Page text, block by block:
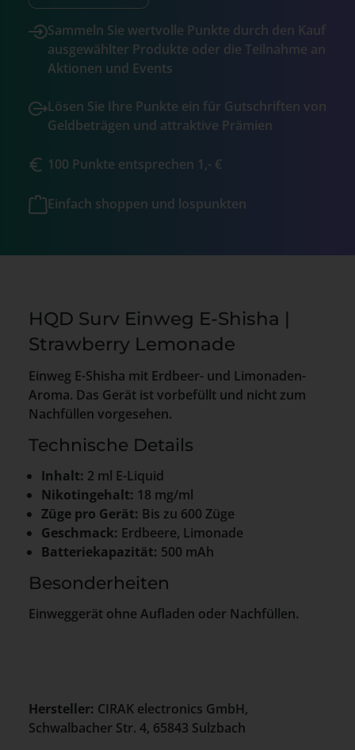
Sammeln Sie wertvolle Punkte durch den Kauf
ausgewählter Produkte oder die Teilnahme an
Aktionen und Events
Lösen Sie Ihre Punkte ein für Gutschriften von
Geldbeträgen und attraktive Prämien
100 Punkte entsprechen 1,- €
Einfach shoppen und lospunkten
HQD Surv Einweg E-Shisha |
Strawberry Lemonade
Einweg E-Shisha mit Erdbeer- und Limonaden-
Aroma. Das Gerät ist vorbefüllt und nicht zum
Nachfüllen vorgesehen.
Technische Details
Inhalt: 2 ml E-Liquid
Nikotingehalt: 18 mg/ml
Züge pro Gerät: Bis zu 600 Züge
Geschmack: Erdbeere, Limonade
Batteriekapazität: 500 mAh
Besonderheiten
Einweggerät ohne Aufladen oder Nachfüllen.
Hersteller: CIRAK electronics GmbH,
Schwalbacher Str. 4, 65843 Sulzbach